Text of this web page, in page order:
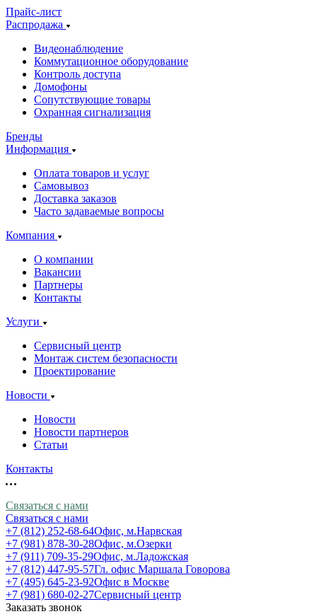
Прайс-лист
Распродажа
Видеонаблюдение
Коммутационное оборудование
Контроль доступа
Домофоны
Сопутствующие товары
Охранная сигнализация
Бренды
Информация
Оплата товаров и услуг
Самовывоз
Доставка заказов
Часто задаваемые вопросы
Компания
О компании
Вакансии
Партнеры
Контакты
Услуги
Сервисный центр
Монтаж систем безопасности
Проектирование
Новости
Новости
Новости партнеров
Статьи
Контакты
Связаться с нами
Связаться с нами
+7 (812) 252-68-64Офис, м.Нарвская
+7 (981) 878-30-28Офис, м.Озерки
+7 (911) 709-35-29Офис, м.Ладожская
+7 (812) 447-95-57Гл. офис Маршала Говорова
+7 (495) 645-23-92Офис в Москве
+7 (981) 680-02-27Сервисный центр
Заказать звонок